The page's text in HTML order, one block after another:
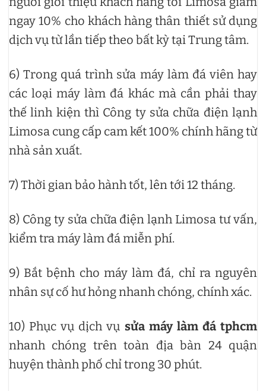
ngay 10% cho khách hàng thân thiết sử dụng
dịch vụ từ lần tiếp theo bất kỳ tại Trung tâm.
6) Trong quá trình sửa máy làm đá viên hay
các loại máy làm đá khác mà cần phải thay
thế linh kiện thì Công ty sửa chữa điện lạnh
Limosa cung cấp cam kết 100% chính hãng từ
nhà sản xuất.
7) Thời gian bảo hành tốt, lên tới 12 tháng.
8) Công ty sửa chữa điện lạnh Limosa tư vấn,
kiểm tra máy làm đá miễn phí.
9) Bắt bệnh cho máy làm đá, chỉ ra nguyên
nhân sự cố hư hỏng nhanh chóng, chính xác.
10) Phục vụ dịch vụ sửa máy làm đá tphcm
nhanh chóng trên toàn địa bàn 24 quận
huyện thành phố chỉ trong 30 phút.